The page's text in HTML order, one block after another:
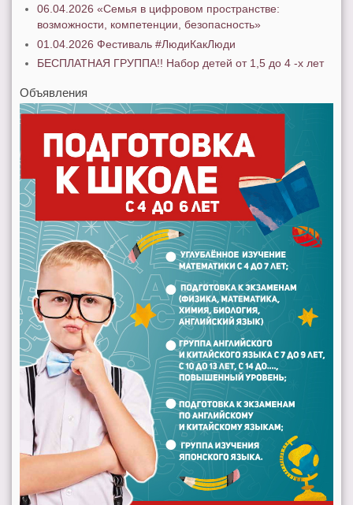
06.04.2026 «Семья в цифровом пространстве:
возможности, компетенции, безопасность»
01.04.2026 Фестиваль #ЛюдиКакЛюди
БЕСПЛАТНАЯ ГРУППА!! Набор детей от 1,5 до 4 -х лет
Объявления